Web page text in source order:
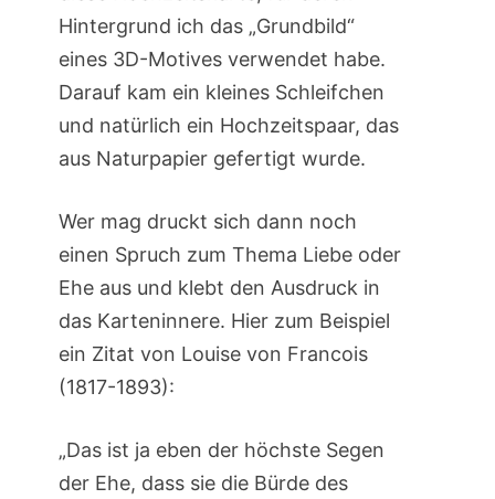
Hintergrund ich das „Grundbild“
eines 3D-Motives verwendet habe.
Darauf kam ein kleines Schleifchen
und natürlich ein Hochzeitspaar, das
aus Naturpapier gefertigt wurde.
Wer mag druckt sich dann noch
einen Spruch zum Thema Liebe oder
Ehe aus und klebt den Ausdruck in
das Karteninnere. Hier zum Beispiel
ein Zitat von Louise von Francois
(1817-1893):
„Das ist ja eben der höchste Segen
der Ehe, dass sie die Bürde des